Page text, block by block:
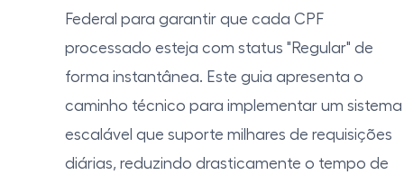
Federal para garantir que cada CPF
processado esteja com status "Regular" de
forma instantânea. Este guia apresenta o
caminho técnico para implementar um sistema
escalável que suporte milhares de requisições
diárias, reduzindo drasticamente o tempo de